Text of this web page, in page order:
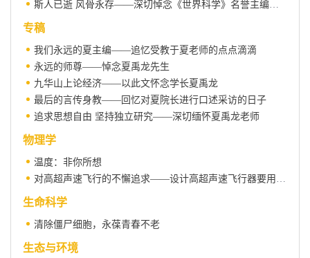
斯人已逝 风骨永存——深切悼念《世界科学》名誉主编夏禹龙先生
专稿
我们永远的夏主编——追忆受教于夏老师的点点滴滴
永远的师尊——悼念夏禹龙先生
九华山上论经济——以此文怀念学长夏禹龙
最后的言传身教——回忆对夏院长进行口述采访的日子
追求思想自由 坚持独立研究——深切缅怀夏禹龙老师
物理学
温度：非你所想
对高超声速飞行的不懈追求——设计高超声速飞行器要用到多少新科学？
生命科学
清除僵尸细胞，永葆青春不老
生态与环境